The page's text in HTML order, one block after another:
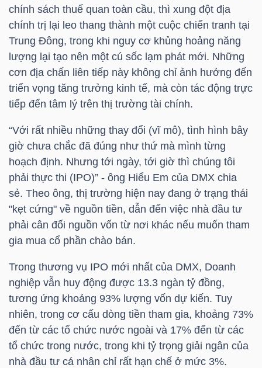
chính sách thuế quan toàn cầu, thì xung đột địa
chính trị lại leo thang thành một cuộc chiến tranh tại
Trung Đông, trong khi nguy cơ khủng hoảng năng
lượng lại tạo nên một cú sốc lạm phát mới. Những
cơn địa chấn liên tiếp này không chỉ ảnh hưởng đến
triển vọng tăng trưởng kinh tế, mà còn tác động trực
tiếp đến tâm lý trên thị trường tài chính.
“Với rất nhiều những thay đổi (vĩ mô), tình hình bây
giờ chưa chắc đã đúng như thứ mà mình từng
hoạch định. Nhưng tới ngày, tới giờ thì chúng tôi
phải thực thi (IPO)” - ông Hiểu Em của DMX chia
sẻ. Theo ông, thị trường hiện nay đang ở trạng thái
"kẹt cứng" về nguồn tiền, dẫn đến việc nhà đầu tư
phải cân đối nguồn vốn từ nơi khác nếu muốn tham
gia mua cổ phần chào bán.
Trong thương vụ IPO mới nhất của DMX, Doanh
nghiệp vẫn huy động được 13.3 ngàn tỷ đồng,
tương ứng khoảng 93% lượng vốn dự kiến. Tuy
nhiên, trong cơ cấu dòng tiền tham gia, khoảng 73%
đến từ các tổ chức nước ngoài và 17% đến từ các
tổ chức trong nước, trong khi tỷ trọng giải ngân của
nhà đầu tư cá nhân chỉ rất hạn chế ở mức 3%.
KHỎE
TÀI
CHÍNH
CÔNG
NGHỆ
THÔNG
TIN
DỊCH
VỤ
TRUYỀN
THÔNG